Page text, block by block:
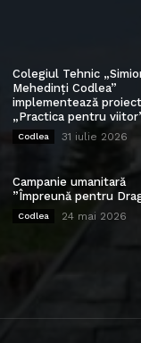
Colegiul Tehnic
Mehedinți Codlea”
implementează
„Practica pentru
Codlea 31 iulie 2026
Campanie umanitară
”Împreună pentru
Codlea 24 mai 2026